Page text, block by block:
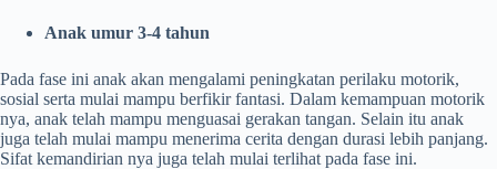
Anak umur 3-4 tahun
Pada fase ini anak akan mengalami peningkatan perilaku motorik,
sosial serta mulai mampu berfikir fantasi. Dalam kemampuan motorik
nya, anak telah mampu menguasai gerakan tangan. Selain itu anak
juga telah mulai mampu menerima cerita dengan durasi lebih panjang.
Sifat kemandirian nya juga telah mulai terlihat pada fase ini.